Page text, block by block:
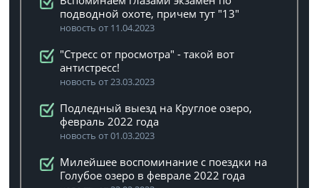
подводной охоте, причем тут "13"
новость от 11.04.2023
"Стресс от просмотра" - такой вот
антистресс!
новость от 23.03.2023
Подледный выезд на Круглое озеро,
февраль 2022 года
новость от 01.03.2023
Милейшее воспоминание с поездки на
Голубое озеро в феврале 2022 года